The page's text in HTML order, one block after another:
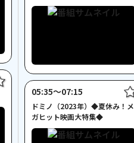
05:35〜07:15
ドミノ（2023年）◆夏休み！メ
ガヒット映画大特集◆